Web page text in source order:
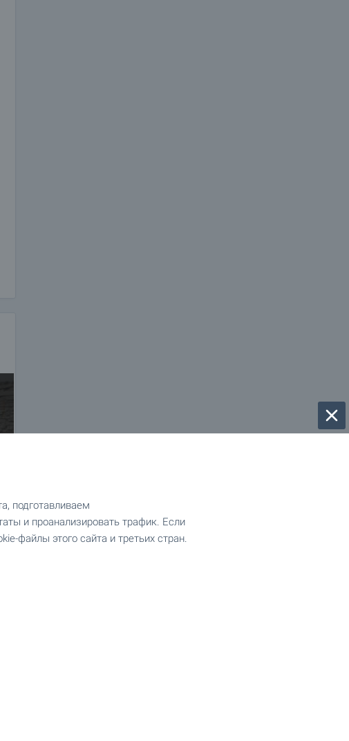
подготавливаем
и проанализировать трафик. Если
файлы этого сайта и третьих стран.